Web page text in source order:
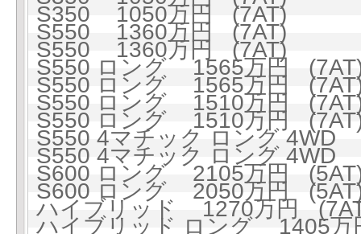
S350 1050万円 (7AT)
S550 1360万円 (7AT)
S550 1360万円 (7AT)
S550 ロング 1565万円
S550 ロング 1565万円
S550 ロング 1510万円
S550 ロング 1510万円
S550 4マチック ロング
S550 4マチック ロング
S600 ロング 2105万円
S600 ロング 2050万円
ハイブリッド 1270万円
ハイブリッド ロング 1405